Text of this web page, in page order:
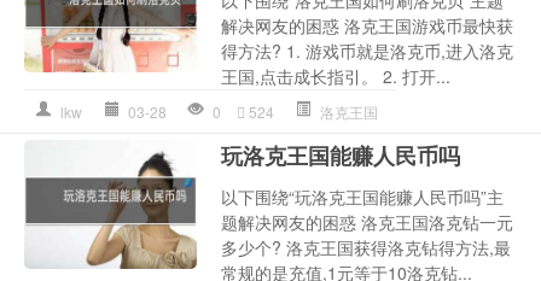
解决网友的困惑 洛克王国游戏币最快获
得方法? 1. 游戏币就是洛克币,进入洛克
王国,点击成长指引。 2. 打开...
lkw 03-28 0 524 洛克王国
玩洛克王国能赚人民币吗
以下围绕“玩洛克王国能赚人民币吗”主
题解决网友的困惑 洛克王国洛克钻一元
多少个? 洛克王国获得洛克钻得方法,最
常规的是充值,1元等于10洛克钻...